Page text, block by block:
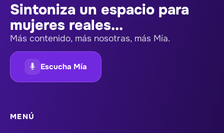
Sintoniza un espacio para
mujeres reales...
Más contenido, más nosotras, más Mía.
Escucha Mía
MENÚ